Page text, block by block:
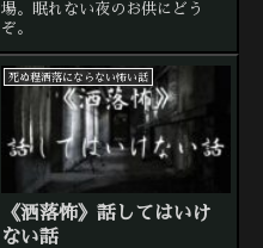
場。眠れない夜のお供にどう
ぞ。
死ぬ程洒落にならない怖い話
《洒落怖》話してはいけ
ない話